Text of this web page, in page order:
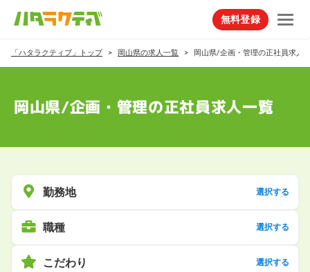
無料登録
「ハタラクティブ」トップ 岡山県の求人一覧 岡山県/企画・管理の正社員求人
岡山県/企画・管理の正社員求人一覧
勤務地 選択する
職種 選択する
こだわり 選択する